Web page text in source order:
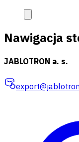
Nawigacja
JABLOTRON a. s.